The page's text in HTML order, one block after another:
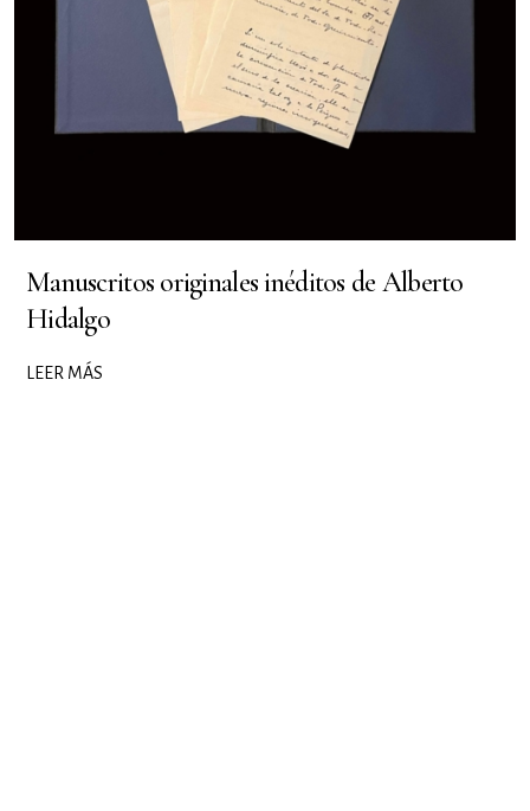
Manuscritos originales inéditos de Alberto
Hidalgo
LEER MÁS